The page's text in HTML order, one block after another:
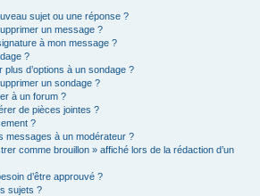
sujet ou une réponse ?
un message ?
à mon message ?
?
d’options à un sondage ?
un sondage ?
à un forum ?
de pièces jointes ?
?
messages à un modérateur ?
comme brouillon » affiché lors de la rédaction d’un
d’être approuvé ?
sujets ?